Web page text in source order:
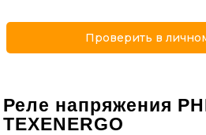
Проверить в
Реле напряжения
TEXENERGO